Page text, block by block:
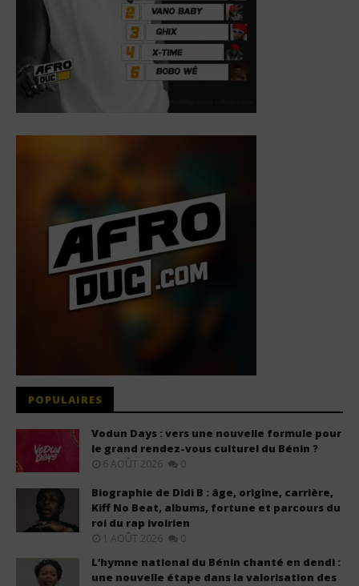
POPULAIRES
Vodun Days : vers une nouvelle formule pour
le grand rendez-vous culturel du Bénin ?
6 AOÛT 2026 0
Biographie de Didi B : âge, origine, carrière,
Kiff No Beat, albums, fortune et parcours du
roi du rap ivoirien
1 AOÛT 2026 0
L’hymne national du Bénin chanté en dendi :
une nouvelle étape dans la valorisation des